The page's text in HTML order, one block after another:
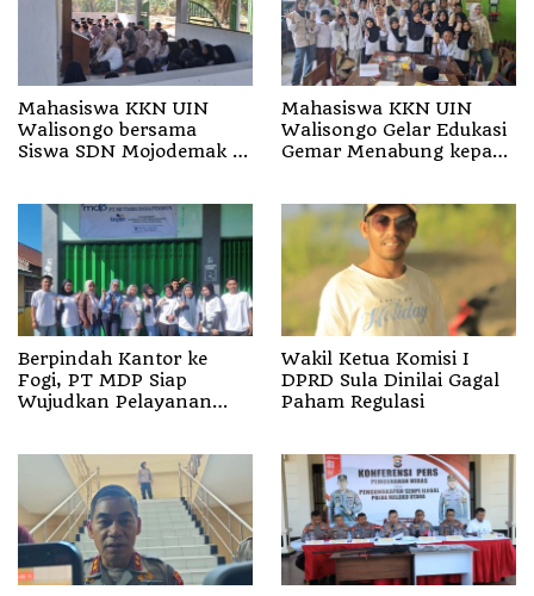
Mahasiswa KKN UIN
Walisongo bersama
Siswa SDN Mojodemak 3
Mahasiswa KKN UIN
Walisongo Gelar Edukasi
Gemar Menabung kepada
Berpindah Kantor ke
Fogi, PT MDP Siap
Wujudkan Pelayanan
Wakil Ketua Komisi I
DPRD Sula Dinilai Gagal
Paham Regulasi